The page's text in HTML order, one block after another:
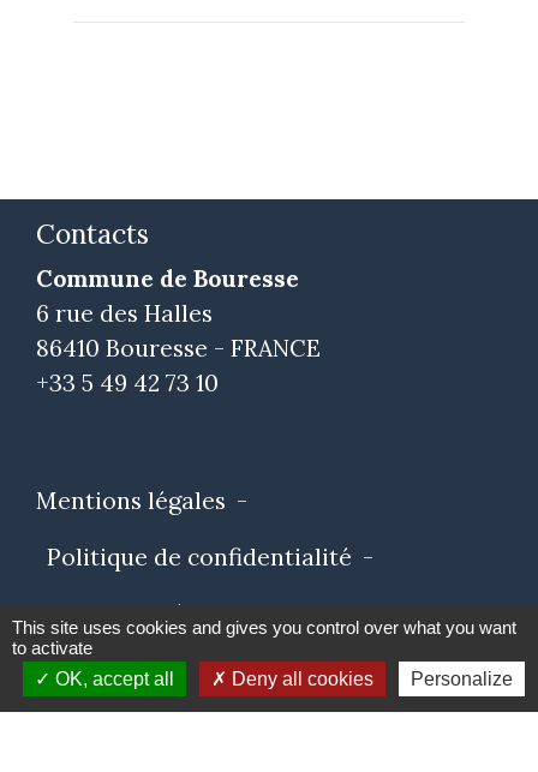
Contacts
Commune de Bouresse
6 rue des Halles
86410 Bouresse - FRANCE
+33 5 49 42 73 10
Mentions légales -
Politique de confidentialité -
Accessibilité
Gestion des cookies
This site uses cookies and gives you control over what you want
to activate
OK, accept all
Deny all cookies Personalize